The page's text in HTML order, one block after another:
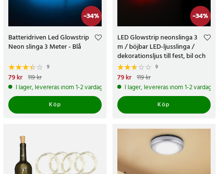
-34%
Batteridriven Led Glowstrip
Neon slinga 3 Meter - Blå
9
Nuvarande pris
pris:119 kr
79 kr 119 kr
I lager, levereras inom 1-2 vardagar
Köp
-34%
LED Glowstrip neonslinga 3
m / böjbar LED-ljusslinga /
dekorationsljus till fest, bil och
hem
9
Nuvarande pris
pris:119 kr
79 kr 119 kr
I lager, levereras inom 1-2 vardagar
Köp